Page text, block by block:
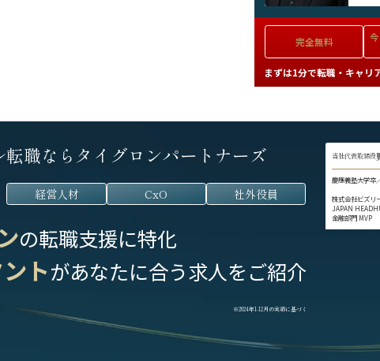
完全無料
まずは1分で転職・キャリ
職ならタイグロンパートナーズ
経営人材 CxO 社外役員
の転職支援に特化
トがあなたに合う求人をご紹介
※2024年1-12月の実績に基づく
当社代表取締役
慶應義塾大学卒
株式会社ビズリ
JAPAN
金融部門 MVP